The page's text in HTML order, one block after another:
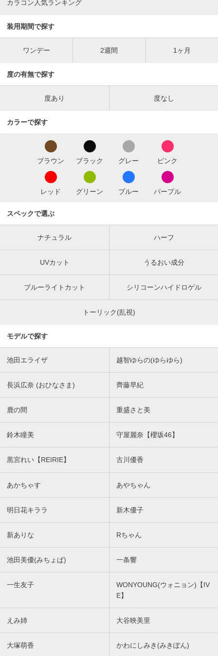
カラコン人気ランキング
装用期間で探す
ワンデー 2週間 1ヶ月
度の有無で探す
度あり 度なし
カラーで探す
ブラウン ブラック グレー ピンク
レッド グリーン ブルー パープル
スペックで選ぶ
ナチュラル ハーフ
UVカット うるおい成分
ブルーライトカット シリコーンハイドロゲル
トーリック(乱視)
モデルで探す
池田エライザ 越智ゆらの(ゆらゆら)
長浜広奈 (おひなさま) 齊藤早紀
鹿の間 重盛さと美
鈴木瞳美 守屋麗奈【櫻坂46】
黒宮れい【REIRIE】 古川優香
あかちゃす あやちゃん
明日花キララ 新木優子
新ありな Rちゃん
池田美優(みちょぱ) 一条響
一生友子
WONYOUNG(ウォニョン)【IV
E】
えみ姉 大谷映美里
大塚萌香 かわにしみき(みきぽん)